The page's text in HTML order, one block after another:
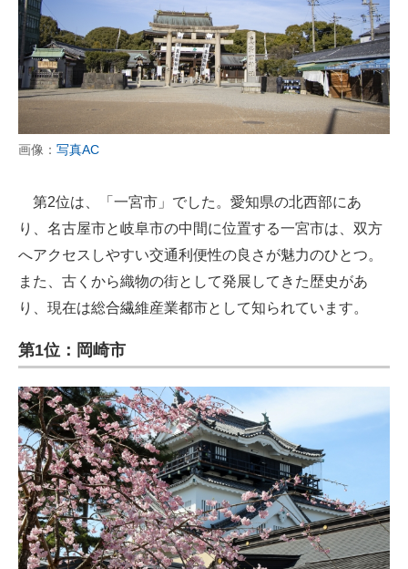
画像： 写真AC
第2位は、「一宮市」でした。愛知県の北西部にあ
り、名古屋市と岐阜市の中間に位置する一宮市は、双方
へアクセスしやすい交通利便性の良さが魅力のひとつ。
また、古くから織物の街として発展してきた歴史があ
り、現在は総合繊維産業都市として知られています。
第1位：岡崎市